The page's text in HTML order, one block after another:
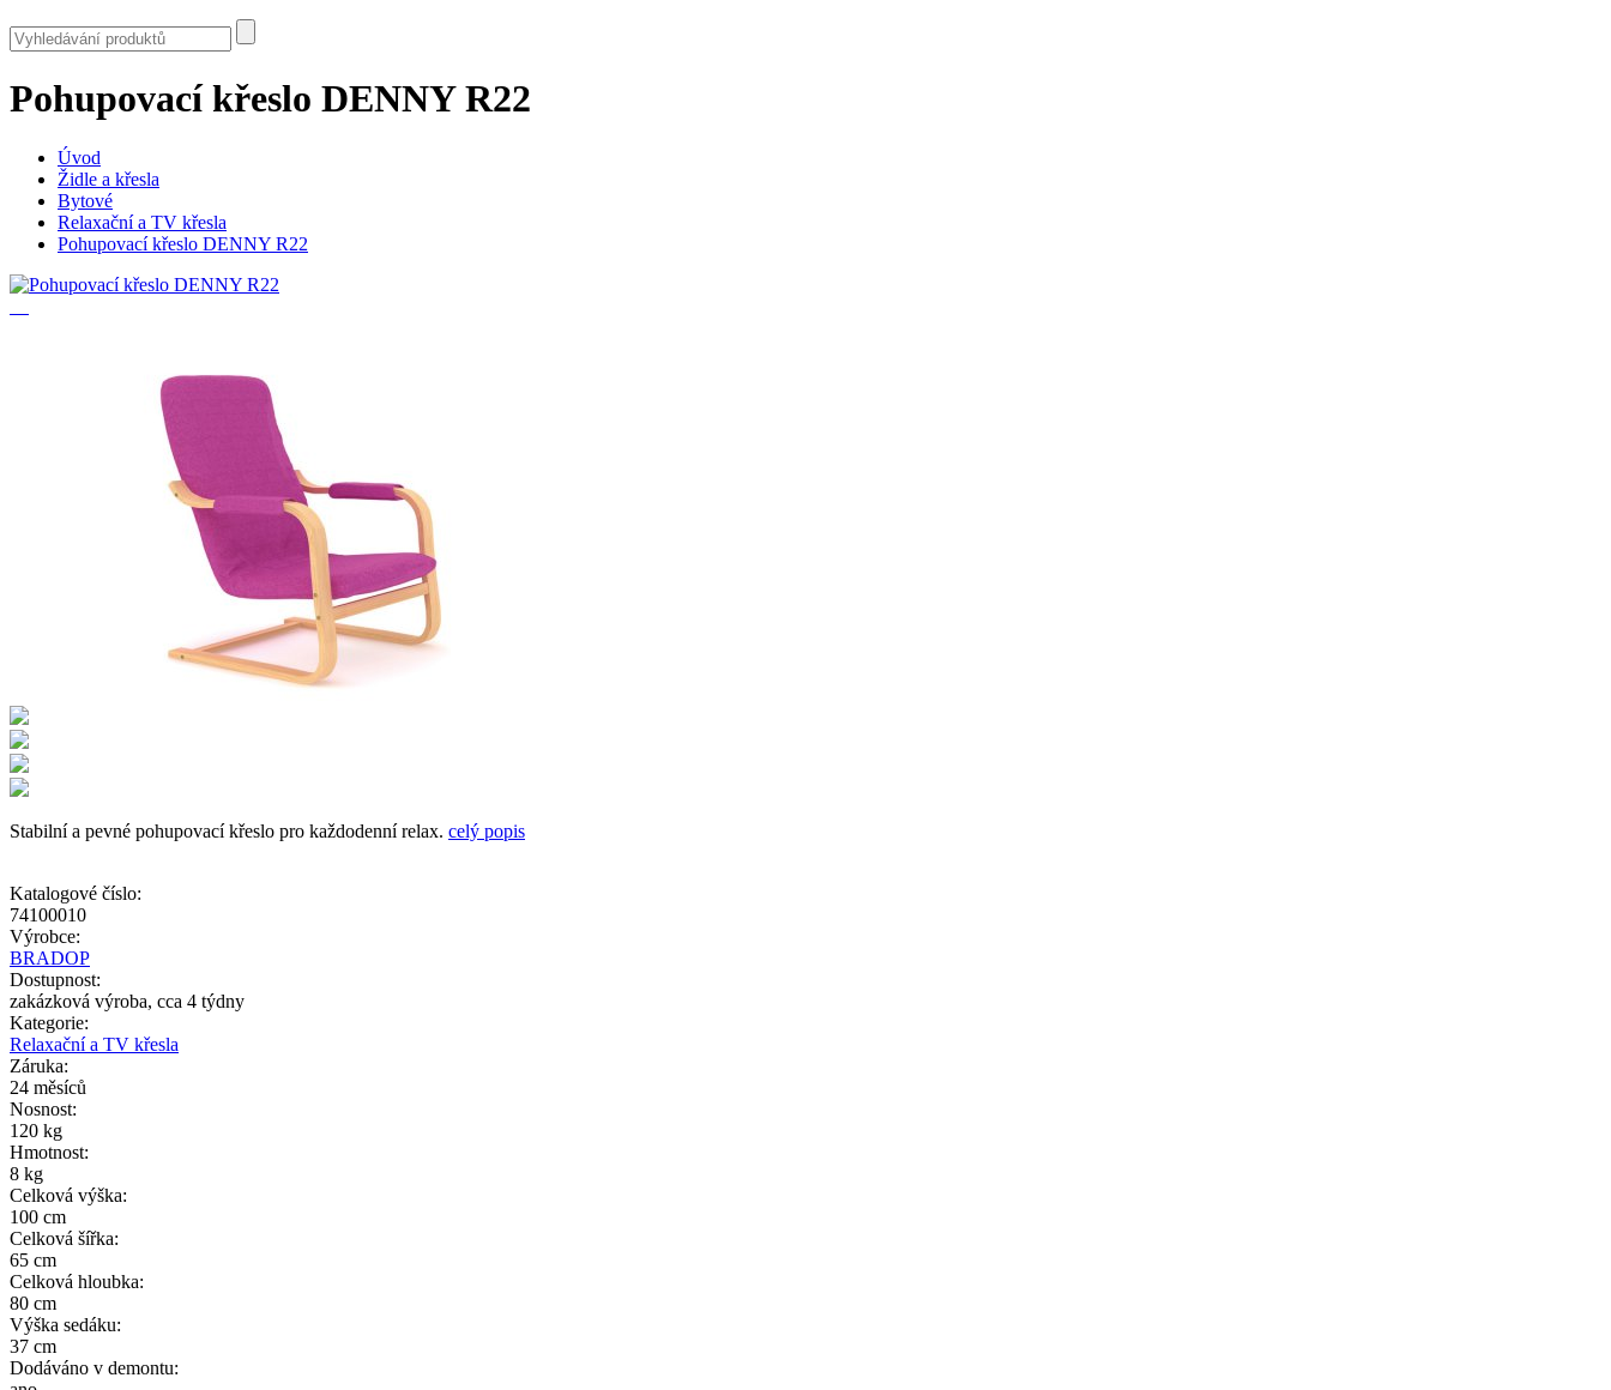
Pohupovací křeslo DENNY R22
Úvod
Židle a křesla
Bytové
Relaxační a TV křesla
Pohupovací křeslo DENNY R22
Stabilní a pevné pohupovací křeslo pro každodenní relax. celý popis
Katalogové číslo:
74100010
Výrobce:
BRADOP
Dostupnost:
zakázková výroba, cca 4 týdny
Kategorie:
Relaxační a TV křesla
Záruka:
24 měsíců
Nosnost:
120 kg
Hmotnost:
8 kg
Celková výška:
100 cm
Celková šířka:
65 cm
Celková hloubka:
80 cm
Výška sedáku:
37 cm
Dodáváno v demontu: